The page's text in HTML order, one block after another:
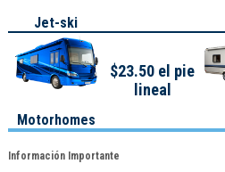
Jet-ski
Motorhomes
$23.50 el pie
lineal
Información Importante